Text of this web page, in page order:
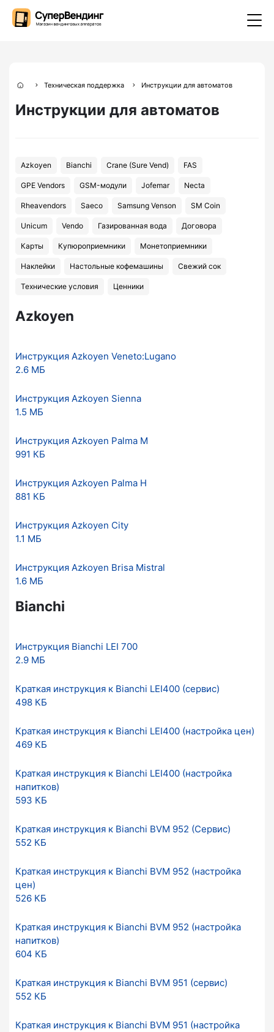
Техническая поддержка Инструкции для автоматов
Инструкции для автоматов
Azkoyen Bianchi Crane (Sure Vend) FAS
GPE Vendors GSM-модули Jofemar Necta
Rheavendors Saeco Samsung Venson SM Coin
Unicum Vendo Газированная вода Договора
Карты Купюроприемники Монетоприемники
Наклейки Настольные кофемашины Свежий сок
Технические условия Ценники
Azkoyen
Инструкция Azkoyen Veneto:Lugano
2.6 МБ
Инструкция Azkoyen Sienna
1.5 МБ
Инструкция Azkoyen Palma M
991 КБ
Инструкция Azkoyen Palma H
881 КБ
Инструкция Azkoyen City
1.1 МБ
Инструкция Azkoyen Brisa Mistral
1.6 МБ
Bianchi
Инструкция Bianchi LEI 700
2.9 МБ
Краткая инструкция к Bianchi LEI400 (сервис)
498 КБ
Краткая инструкция к Bianchi LEI400 (настройка цен)
469 КБ
Краткая инструкция к Bianchi LEI400 (настройка
напитков)
593 КБ
Краткая инструкция к Bianchi BVM 952 (Сервис)
552 КБ
Краткая инструкция к Bianchi BVM 952 (настройка
цен)
526 КБ
Краткая инструкция к Bianchi BVM 952 (настройка
напитков)
604 КБ
Краткая инструкция к Bianchi BVM 951 (сервис)
552 КБ
Краткая инструкция к Bianchi BVM 951 (настройка